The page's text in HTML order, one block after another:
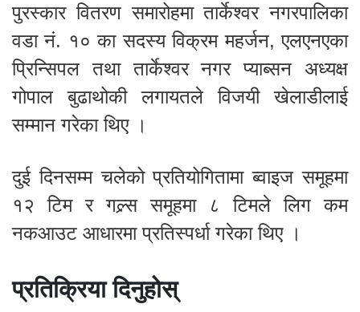
पुरस्कार वितरण समारोहमा तार्केश्वर नगरपालिका
वडा नं. १० का सदस्य विक्रम महर्जन, एलएनएका
प्रिन्सिपल तथा तार्केश्वर नगर प्याब्सन अध्यक्ष
गोपाल बुढाथोकी लगायतले विजयी खेलाडीलाई
सम्मान गरेका थिए ।
दुई दिनसम्म चलेको प्रतियोगितामा ब्वाइज समूहमा
१२ टिम र गल्र्स समूहमा ८ टिमले लिग कम
नकआउट आधारमा प्रतिस्पर्धा गरेका थिए ।
प्रतिक्रिया दिनुहोस्